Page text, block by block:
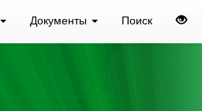
Документы Поиск